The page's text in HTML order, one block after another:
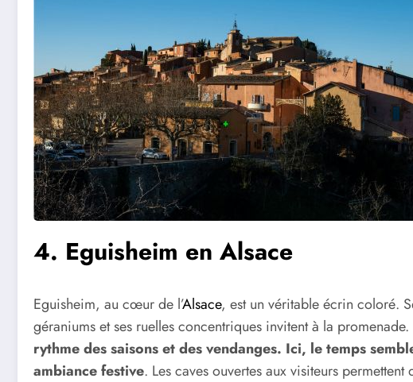
4. Eguisheim en Alsace
Eguisheim, au cœur de l’Alsace, est un véritable écrin coloré.
géraniums et ses ruelles concentriques invitent à la promenade.
rythme des saisons et des vendanges. Ici, le temps
ambiance festive. Les caves ouvertes aux visiteurs